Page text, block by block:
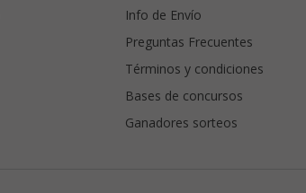
Info de Envío
Preguntas Frecuentes
Términos y condiciones
Bases de concursos
Ganadores sorteos